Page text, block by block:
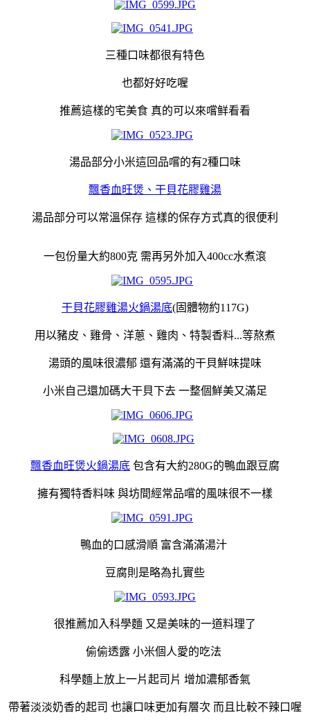
三種口味都很有特色
也都好好吃喔
推薦這樣的宅美食 真的可以來嚐鲜看看
湯品部分小米這回品嚐的有2種口味
飄香血旺煲、干貝花膠雞湯
湯品部分可以常溫保存 這樣的保存方式真的很便利
一包份量大約800克 需再另外加入400cc水煮滾
干貝花膠雞湯火鍋湯底(固體物約117G)
用以豬皮、雞骨、洋蔥、雞肉、特製香料...等熬煮
湯頭的風味很濃郁 還有滿滿的干貝鮮味提味
小米自己還加碼大干貝下去 一整個鮮美又滿足
飄香血旺煲火鍋湯底 包含有大約280G的鴨血跟豆腐
擁有獨特香料味 與坊間經常品嚐的風味很不一樣
鴨血的口感滑順 富含滿滿湯汁
豆腐則是略為扎實些
很推薦加入科學麵 又是美味的一道料理了
偷偷透露 小米個人愛的吃法
科學麵上放上一片起司片 增加濃郁香氣
帶著淡淡奶香的起司 也讓口味更加有層次 而且比較不辣口喔